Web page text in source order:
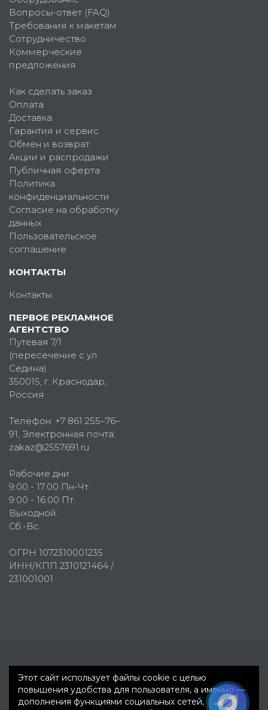
Вопросы-ответ (FAQ)
Требования к макетам
Сотрудничество
Коммерческие
предложения
Как сделать заказ
Оплата
Доставка
Гарантия и сервис
Обмен и возврат
Акции и распродажи
Публичная оферта
Политика
конфиденциальности
Согласие на обработку
данных
Пользовательское
соглашение
КОНТАКТЫ
Контакты
ПЕРВОЕ РЕКЛАМНОЕ
АГЕНТСТВО
Путевая 7/1
(пересечение с ул.
Седина)
350015, г. Краснодар,
Россия
Телефон: +7 861 255–76–
91, Электронная почта:
zakaz@2557691.ru
Рабочие дни:
9:00 - 17:00 Пн-Чт
9:00 - 16:00 Пт
Выходной:
Сб.-Вс.
ОГРН 1072310001235
ИНН/КПП 2310121464 /
231001001
Этот сайт использует файлы cookie с целью
повышения удобства для пользователя, а именно —
дополнения функциями социальных сетей,